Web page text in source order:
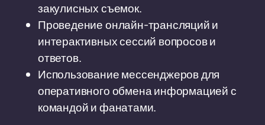
закулисных съемок.
Проведение онлайн-трансляций и
интерактивных сессий вопросов и
ответов.
Использование мессенджеров для
оперативного обмена информацией с
командой и фанатами.